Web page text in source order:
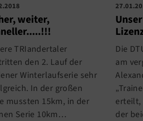
weiter,
TRIandertaler
den 2. Lauf der
Winterlaufserie sehr
In der großen
mussten 15km, in der
Serie 10km…
Die
am
erteilt,
der